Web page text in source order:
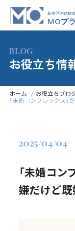
BLOG
お役立ち情
ホーム お役立ちブロ
「未婚コンプレックス」
「未婚コン
嫌だけど
2025/04/04